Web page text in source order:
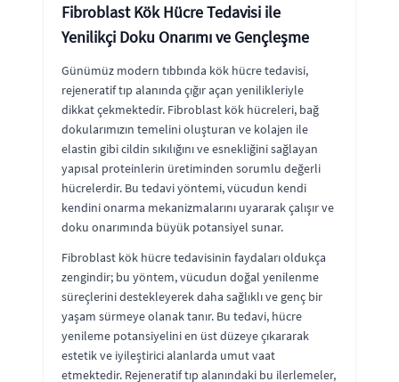
Fibroblast Kök Hücre Tedavisi ile
Yenilikçi Doku Onarımı ve Gençleşme
Günümüz modern tıbbında kök hücre tedavisi,
rejeneratif tıp alanında çığır açan yenilikleriyle
dikkat çekmektedir. Fibroblast kök hücreleri, bağ
dokularımızın temelini oluşturan ve kolajen ile
elastin gibi cildin sıkılığını ve esnekliğini sağlayan
yapısal proteinlerin üretiminden sorumlu değerli
hücrelerdir. Bu tedavi yöntemi, vücudun kendi
kendini onarma mekanizmalarını uyararak çalışır ve
doku onarımında büyük potansiyel sunar.
Fibroblast kök hücre tedavisinin faydaları oldukça
zengindir; bu yöntem, vücudun doğal yenilenme
süreçlerini destekleyerek daha sağlıklı ve genç bir
yaşam sürmeye olanak tanır. Bu tedavi, hücre
yenileme potansiyelini en üst düzeye çıkararak
estetik ve iyileştirici alanlarda umut vaat
etmektedir. Rejeneratif tıp alanındaki bu ilerlemeler,